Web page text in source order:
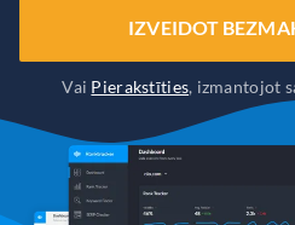
IZVEIDOT
Vai Pierakstīties, izmantojot